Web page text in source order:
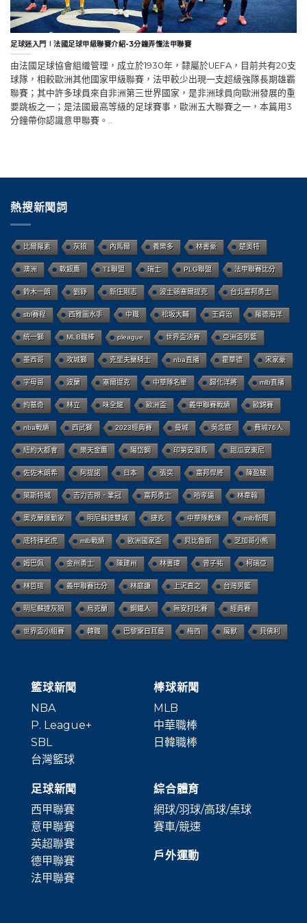
足球迷入門∣法國足球甲級聯賽介紹-3分鐘弄懂法甲聯賽
由法國足球協會組織管理，成立於1930年，隸屬於UEFA，目前共有20支
球隊，相較歐洲其他國家甲級聯賽，法甲較少出現一支超級強隊長期雄霸
聯賽；其中許多球員來自非洲第三世界國家，是非洲球員向歐洲發展的重
要跳板之一；是法國最高等級的足球賽事，歐洲五大聯賽之一，本篇用3
分鐘帶你認識意甲聯賽。..
熱搜新聞詞
比爾羅素 灰狼 內馬爾 養樂多 林書豪 楚奧特
澳洲 軟銀鷹 T1聯盟 瑞士 PLG聯盟 法甲聯賽比分
鈴木一朗 劉錚 新庄剛志 波士頓塞爾提克 台北富邦勇士
sbl賽程 西雅圖水手 中職 松坂大輔 王貞治 羅德海洋
統一獅 MLB職棒 pleague 世界盃決賽 亞洲盃男籃
墨西哥 攻城獅 克里夫蘭騎士 nba直播 霍華德 宋家豪
字母哥 波蘭 塞爾提克 中華隊名單 歸化洋將 mlb直播
約基奇 林立 味全龍 歐洲盃 義甲聯賽戰績 歐錦賽
nba戰績 西武獅 2023經典賽 曼城 吳念庭 費城76人
紐約大都會 樂天金鷹 陽岱鋼 印第安溜馬 甜瓜安東尼
佐佐木朗希 阿提諾 日本 張奕 富邦悍將 陳盈駿
萊斯特城 吉力吉撈．鞏冠 富邦勇士 哈孝遠 林韋翰
奧克蘭運動家 明尼蘇達雙城 捷克 中華隊教練 mlb新聞
底特律老虎 mlb戰績 歐洲國家盃 貝比魯斯 芝加哥小熊
姆巴佩 金州勇士 陳建州 林書瑋 曾子祐 柯瑞亞
林哲瑄 義甲聯賽比分 林庭謙 上沢直之 台灣男籃
明尼蘇達灰狼 烏克蘭 鋼鐵人 無安打比賽 經典賽
世界盃小組賽 韓職 巴黎聖日耳曼 梅西 魔獸 貝佛利
籃球新聞
NBA
P. League+
SBL
台灣籃球
棒球新聞
MLB
中華職棒
日韓職棒
足球新聞
西甲聯賽
意甲聯賽
英超聯賽
德甲聯賽
法甲聯賽
綜合體育
網球/羽球/高球/桌球
賽車/競速
戶外運動